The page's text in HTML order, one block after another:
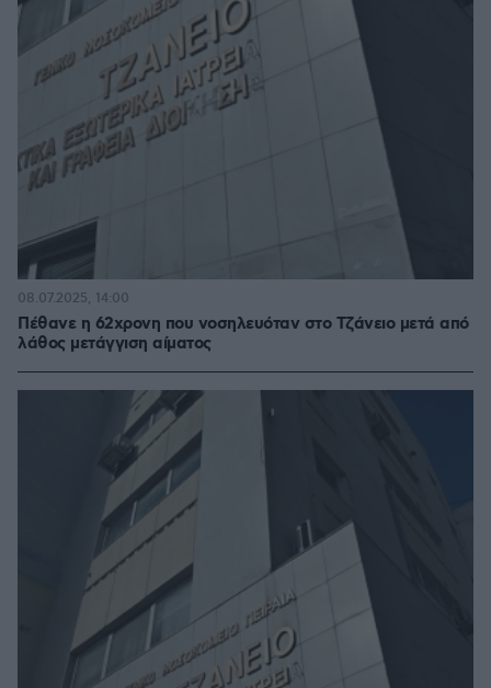
Πέθανε η 62χρονη που νοσηλευόταν στο Τζάνειο μετά από
λάθος μετάγγιση αίματος
08.07.2025, 14:00